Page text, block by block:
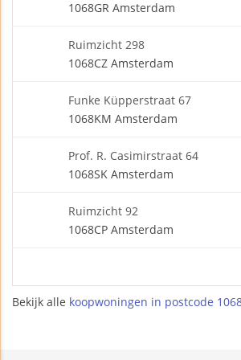
1068GR Amsterdam
Ruimzicht 298
1068CZ Amsterdam
Funke Küpperstraat 67
1068KM Amsterdam
Prof. R. Casimirstraat 64
1068SK Amsterdam
Ruimzicht 92
1068CP Amsterdam
Bekijk alle koopwoningen in postcode